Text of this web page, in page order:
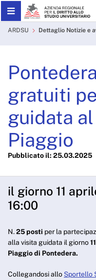
Skip to Main Content
Pontedera
ARDSU Dettaglio Notizie e
gratuiti
guidata
Piaggio
Pubblicato il: 25.03.2025
il giorno 11
16:00
N.25 posti per la
alla visita guidata il giorno
Piaggio di Pontedera.
Collegandosi allo Sportello